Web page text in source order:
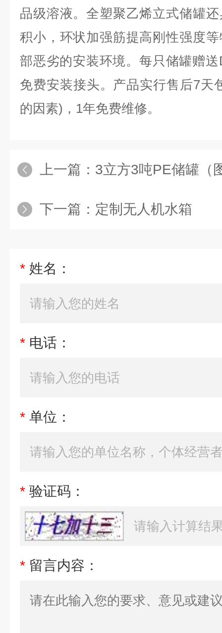
品级溶液。全塑聚乙烯立式储罐
积小，环状加强筋提高刚性强度
部恶劣的安装环境。每只储罐赠
免费安装接头。产品实行售后7天
的因素)，1年免费维修。
上一篇： 3立方3吨PE储罐（
下一篇： 定制无人机水箱
* 姓名：
* 电话：
* 单位：
* 验证码：
* 留言内容：